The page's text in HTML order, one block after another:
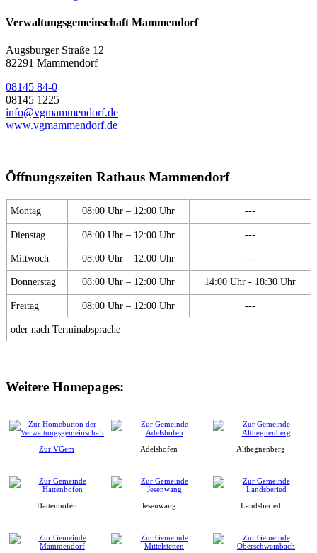
Verwaltungsgemeinschaft Mammendorf
Augsburger Straße 12
82291 Mammendorf
08145 84-0
08145 1225
info@vgmammendorf.de
www.vgmammendorf.de
Öffnungszeiten Rathaus Mammendorf
Montag 08:00 Uhr – 12:00 Uhr ---
Dienstag 08:00 Uhr – 12:00 Uhr ---
Mittwoch 08:00 Uhr – 12:00 Uhr ---
Donnerstag 08:00 Uhr – 12:00 Uhr 14:00 Uhr - 18:30 Uhr
Freitag 08:00 Uhr – 12:00 Uhr ---
oder nach Terminabsprache
Weitere Homepages:
Zur VGem Adelshofen Althegnenberg
Hattenhofen Jesenwang Landsberied